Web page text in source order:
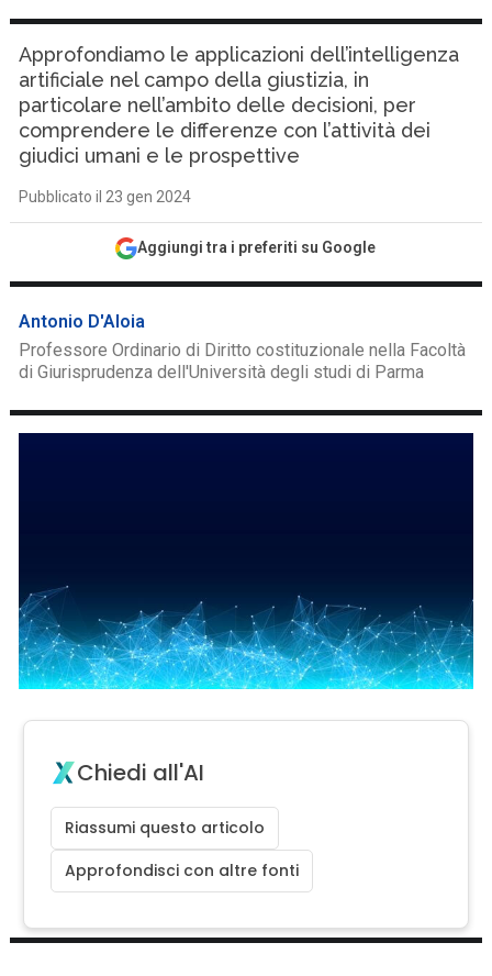
Approfondiamo le applicazioni dell’intelligenza
artificiale nel campo della giustizia, in
particolare nell’ambito delle decisioni, per
comprendere le differenze con l’attività dei
giudici umani e le prospettive
Pubblicato il 23 gen 2024
Aggiungi tra i preferiti su Google
Antonio D'Aloia
Professore Ordinario di Diritto costituzionale nella Facoltà
di Giurisprudenza dell'Università degli studi di Parma
Chiedi all'AI
Riassumi questo articolo
Approfondisci con altre fonti